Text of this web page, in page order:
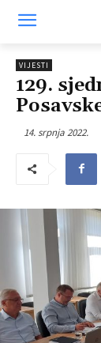
VIJESTI
129.
14. srpnja 2022.